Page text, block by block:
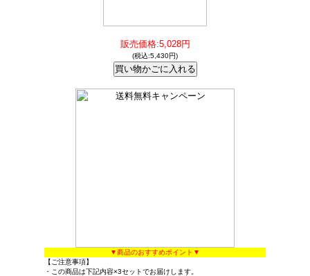
販売価格:5,028円
(税込:5,430円)
▼商品のおすすめポイント▼
【ご注意事項】
・この商品は下記内容×3セットでお届けします。